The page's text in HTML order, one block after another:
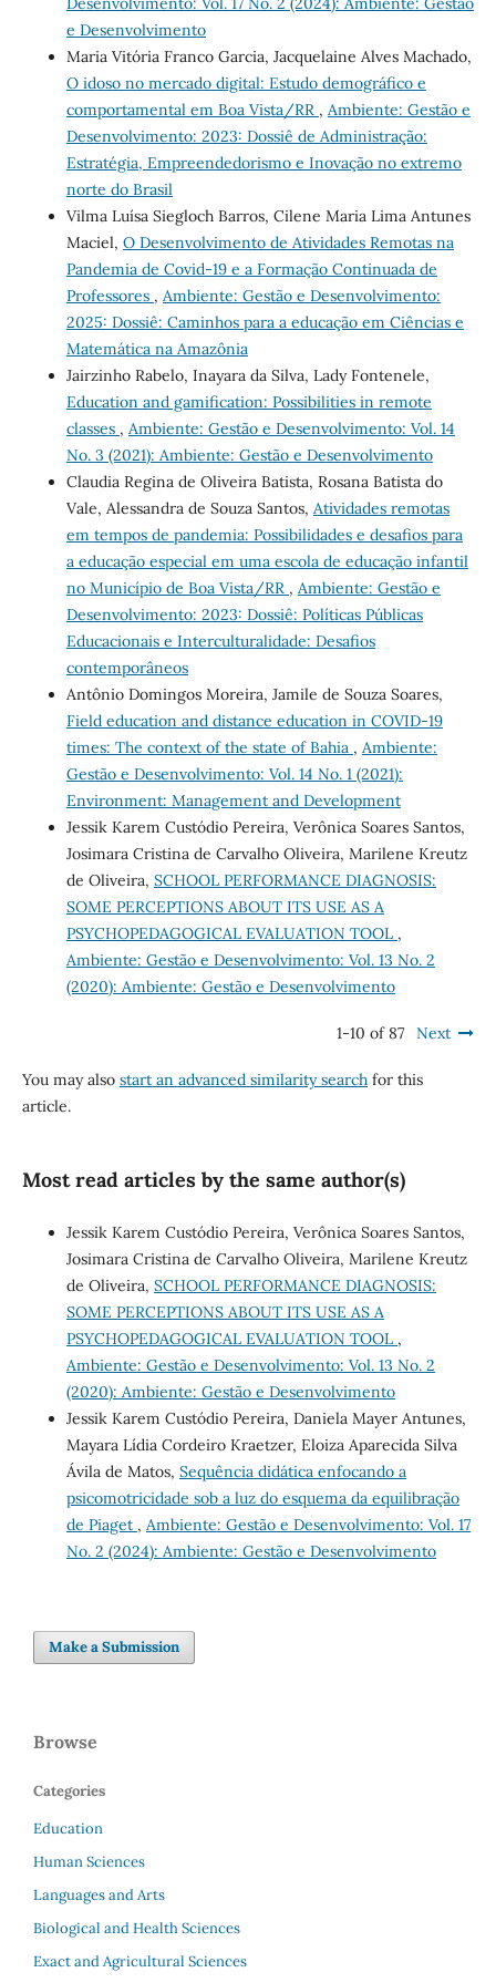
e Desenvolvimento
Maria Vitória Franco Garcia, Jacquelaine Alves Machado,
O idoso no mercado digital: Estudo demográfico e
comportamental em Boa Vista/RR , Ambiente: Gestão e
Desenvolvimento: 2023: Dossiê de Administração:
Estratégia, Empreendedorismo e Inovação no extremo
norte do Brasil
Vilma Luísa Siegloch Barros, Cilene Maria Lima Antunes
Maciel, O Desenvolvimento de Atividades Remotas na
Pandemia de Covid-19 e a Formação Continuada de
Professores , Ambiente: Gestão e Desenvolvimento:
2025: Dossiê: Caminhos para a educação em Ciências e
Matemática na Amazônia
Jairzinho Rabelo, Inayara da Silva, Lady Fontenele,
Education and gamification: Possibilities in remote
classes , Ambiente: Gestão e Desenvolvimento: Vol. 14
No. 3 (2021): Ambiente: Gestão e Desenvolvimento
Claudia Regina de Oliveira Batista, Rosana Batista do
Vale, Alessandra de Souza Santos, Atividades remotas
em tempos de pandemia: Possibilidades e desafios para
a educação especial em uma escola de educação infantil
no Município de Boa Vista/RR , Ambiente: Gestão e
Desenvolvimento: 2023: Dossiê: Políticas Públicas
Educacionais e Interculturalidade: Desafios
contemporâneos
Antônio Domingos Moreira, Jamile de Souza Soares,
Field education and distance education in COVID-19
times: The context of the state of Bahia , Ambiente:
Gestão e Desenvolvimento: Vol. 14 No. 1 (2021):
Environment: Management and Development
Jessik Karem Custódio Pereira, Verônica Soares Santos,
Josimara Cristina de Carvalho Oliveira, Marilene Kreutz
de Oliveira, SCHOOL PERFORMANCE DIAGNOSIS:
SOME PERCEPTIONS ABOUT ITS USE AS A
PSYCHOPEDAGOGICAL EVALUATION TOOL ,
Ambiente: Gestão e Desenvolvimento: Vol. 13 No. 2
(2020): Ambiente: Gestão e Desenvolvimento
1-10 of 87 Next
You may also start an advanced similarity searchfor this
article.
Most read articles by the same author(s)
Jessik Karem Custódio Pereira, Verônica Soares Santos,
Josimara Cristina de Carvalho Oliveira, Marilene Kreutz
de Oliveira, SCHOOL PERFORMANCE DIAGNOSIS:
SOME PERCEPTIONS ABOUT ITS USE AS A
PSYCHOPEDAGOGICAL EVALUATION TOOL ,
Ambiente: Gestão e Desenvolvimento: Vol. 13 No. 2
(2020): Ambiente: Gestão e Desenvolvimento
Jessik Karem Custódio Pereira, Daniela Mayer Antunes,
Mayara Lídia Cordeiro Kraetzer, Eloiza Aparecida Silva
Ávila de Matos, Sequência didática enfocando a
psicomotricidade sob a luz do esquema da equilibração
de Piaget , Ambiente: Gestão e Desenvolvimento: Vol. 17
No. 2 (2024): Ambiente: Gestão e Desenvolvimento
Make a Submission
Browse
Categories
Education
Human Sciences
Languages and Arts
Biological and Health Sciences
Exact and Agricultural Sciences